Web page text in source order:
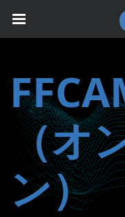
（オ
ン）